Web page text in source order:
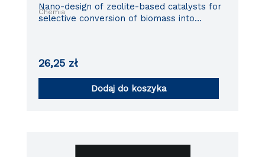
Chemia
Nano-design of zeolite-based catalysts for
selective conversion of biomass into
26,25 zł
Dodaj do koszyka